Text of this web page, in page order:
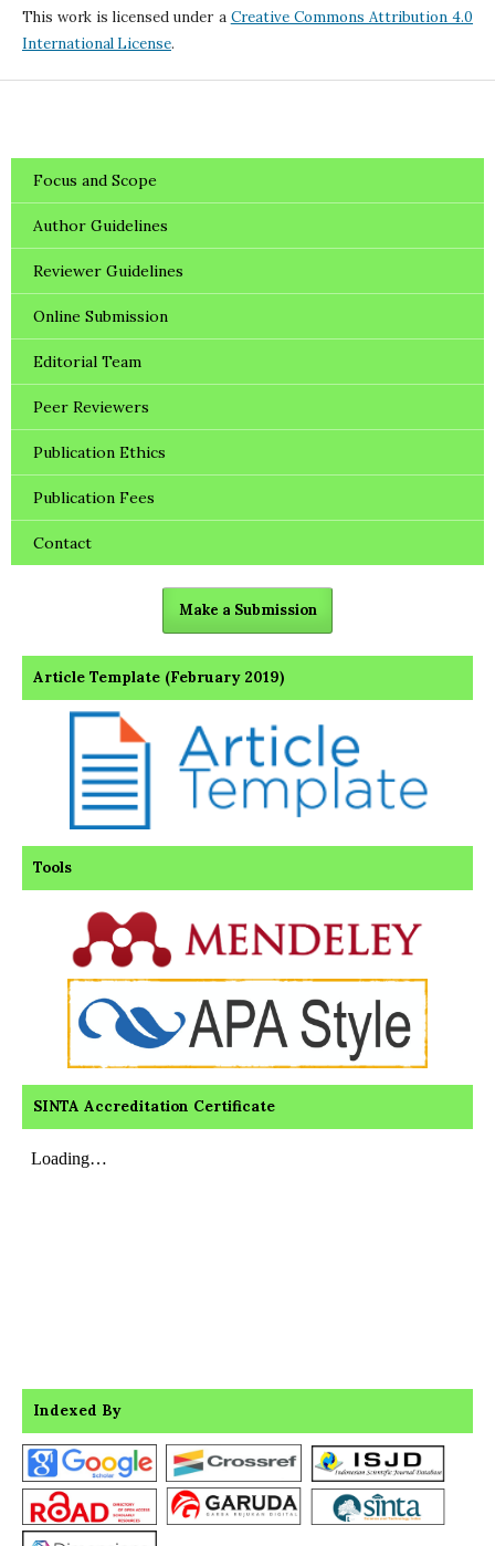
This work is licensed under a Creative Commons Attribution 4.0
International License.
Focus and Scope
Author Guidelines
Reviewer Guidelines
Online Submission
Editorial Team
Peer Reviewers
Publication Ethics
Publication Fees
Contact
Make a Submission
Article Template (February 2019)
Tools
SINTA Accreditation Certificate
Indexed By